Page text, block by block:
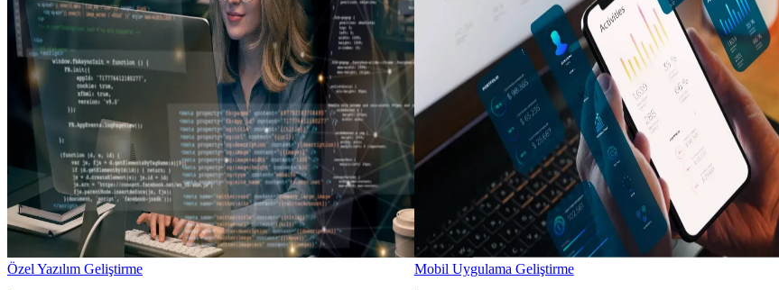
Özel Yazılım Geliştirme
Mobil Uygulama Geliştirme